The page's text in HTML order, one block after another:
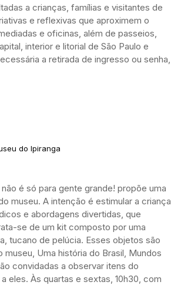
a crianças, famílias e visitantes de
e reflexivas que aproximem o
e oficinas, além de passeios,
interior e litorial de São Paulo e
a retirada de ingresso ou senha,
do Ipiranga
é só para gente grande! propõe uma
museu. A intenção é estimular a criança
e abordagens divertidas, que
se de um kit composto por uma
tucano de pelúcia. Esses objetos são
Uma história do Brasil, Mundos
convidadas a observar itens do
eles. Às quartas e sextas, 10h30, com